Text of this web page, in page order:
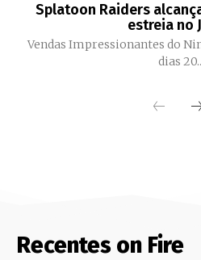
Splatoon Raiders
estreia no
Vendas Impressionantes do
dias
Recentes on Fire